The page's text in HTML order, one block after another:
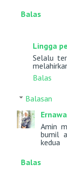
Balas
Lingga
Selalu
Balas
Balasan
Amin
bumil
kedua
Balas